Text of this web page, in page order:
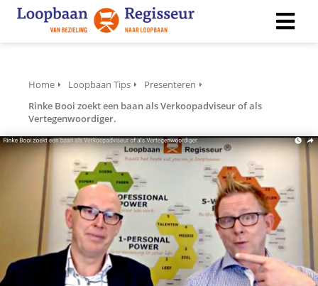
Home Loopbaan Tips
Presenteren
Rinke Booi zoekt een baan als Verkoopadviseur of als
Vertegenwoordiger.
om
Ze
gebruikt